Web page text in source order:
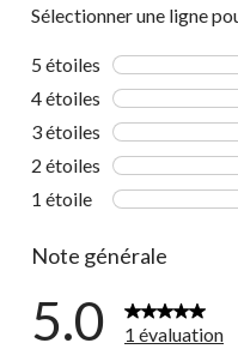
Sélectionner une ligne
5 étoiles étoiles
4 étoiles étoiles
3 étoiles étoiles
2 étoiles étoiles
1 étoile étoiles
Note générale
5.0 1 évaluation